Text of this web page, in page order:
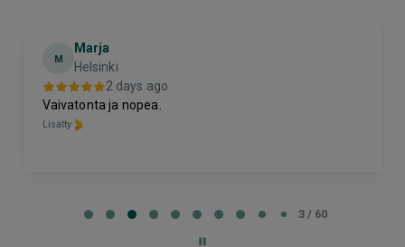
M
Marja
Helsinki
2 days ago
Vaivatonta ja nopea.
Lisätty
3 / 60